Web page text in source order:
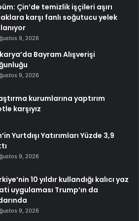
Çin’de temizlik işçileri aşırı
karşı fanlı soğutucu yelek
9, 2026
Bayram Alışverişi
9, 2026
kurumlarına yaptırım
karşıyız
Yurtdışı Yatırımları Yüzde 3,9
9, 2026
10 yıldır kullandığı kalıcı yaz
uygulaması Trump’ın da
9, 2026